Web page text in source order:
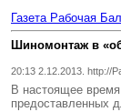
Газета Рабочая
Шиномонтаж в
20:13 2.12.2013. http://
В настоящее
предоставленных